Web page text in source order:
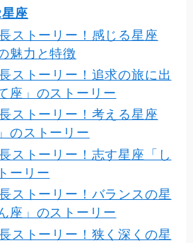
座
ストーリー！感じる星座
魅力と特徴
ストーリー！追求の旅に出
座」のストーリー
ストーリー！考える星座
のストーリー
ストーリー！志す星座「し
ーリー
ストーリー！バランスの星
座」のストーリー
ストーリー！狭く深くの星